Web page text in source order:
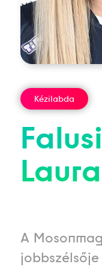
Kézilabda
Laura
A